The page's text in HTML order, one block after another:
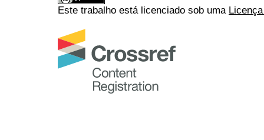
Este trabalho está licenciado sob uma